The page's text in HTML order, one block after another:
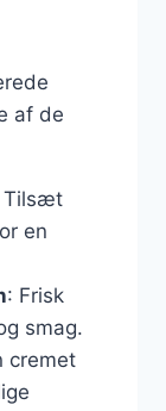
af de
Tilsæt
en
: Frisk
smag.
cremet